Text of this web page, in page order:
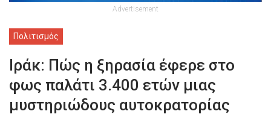
Advertisement
Πολιτισμός
Ιράκ: Πώς η ξηρασία έφερε στο
φως παλάτι 3.400 ετών μιας
μυστηριώδους αυτοκρατορίας